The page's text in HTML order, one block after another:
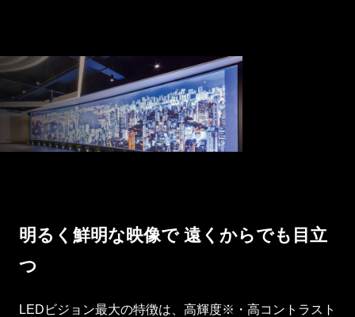
明るく鮮明な映像で遠くからでも目立
つ
LEDビジョン最大の特徴は、高輝度※・高コントラスト